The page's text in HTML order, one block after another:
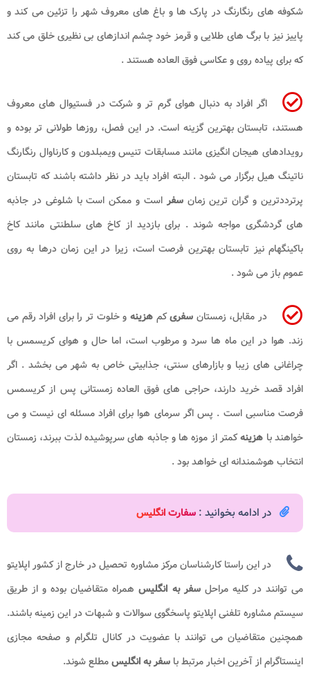
شکوفه های رنگارنگ در پارک ها و باغ های معروف شهر را تزئین می کند و
پاییز نیز با برگ های طلایی و قرمز خود چشم اندازهای بی نظیری خلق می کند
که برای پیاده روی و عکاسی فوق العاده هستند .
اگر افراد به دنبال هوای گرم تر و شرکت در فستیوال های معروف
هستند، تابستان بهترین گزینه است. در این فصل، روزها طولانی تر بوده و
رویدادهای هیجان انگیزی مانند مسابقات تنیس ویمبلدون و کارناوال رنگارنگ
ناتینگ هیل برگزار می شود . البته افراد باید در نظر داشته باشند که تابستان
پرترددترین و گران ترین زمانسفراست و ممکن است با شلوغی در جاذبه
های گردشگری مواجه شوند . برای بازدید از کاخ های سلطنتی مانند کاخ
باکینگهام نیز تابستان بهترین فرصت است، زیرا در این زمان درها به روی
عموم باز می شود .
در مقابل، زمستان سفریکمهزینه و خلوت تر را برای افراد رقم می
زند. هوا در این ماه ها سرد و مرطوب است، اما حال و هوای کریسمس با
چراغانی های زیبا و بازارهای سنتی، جذابیتی خاص به شهر می بخشد . اگر
افراد قصد خرید دارند، حراجی های فوق العاده زمستانی پس از کریسمس
فرصت مناسبی است . پس اگر سرمای هوا برای افراد مسئله ای نیست و می
خواهند با هزینهکمتر از موزه ها و جاذبه های سرپوشیده لذت ببرند، زمستان
انتخاب هوشمندانه ای خواهد بود .
در ادامه بخوانید : سفارت انگلیس
در این راستا کارشناسان مرکز مشاوره تحصیل در خارج از کشور اپلایتو
می توانند در کلیه مراحلسفر به انگلیسهمراه متقاضیان بوده و از طریق
سیستم مشاوره تلفنی اپلایتو پاسخگوی سوالات و شبهات در این زمینه باشند.
همچنین متقاضیان می توانند با عضویت در کانال تلگرام و صفحه مجازی
اینستاگرام از آخرین اخبار مرتبط با سفر به انگلیسمطلع شوند.